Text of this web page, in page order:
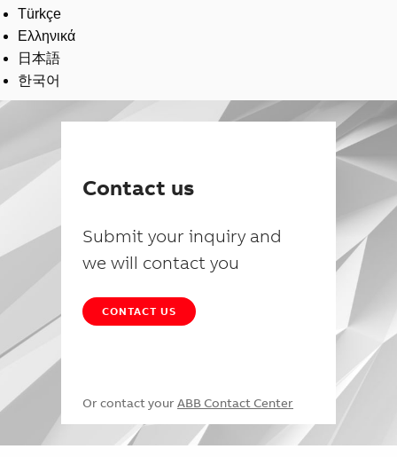
Türkçe
Ελληνικά
日本語
한국어
Contact us
Submit your inquiry and
we will contact you
CONTACT US
Or contact your ABB Contact Center